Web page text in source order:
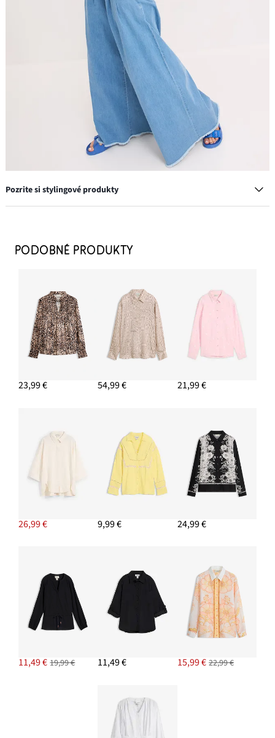
Pozrite si stylingové produkty
4,79 €
Šľapky z nepremokavého materiálu
19,99 €
PRIDAŤ DO KOŠÍKA
Džínosvá nohavicová sukňa, Wide Leg
PRIDAŤ DO KOŠÍKA
PODOBNÉ PRODUKTY
23,99 € 54,99 € 21,99 €
26,99 € 9,99 € 24,99 €
11,49 € 19,99 € 11,49 € 15,99 € 22,99 €